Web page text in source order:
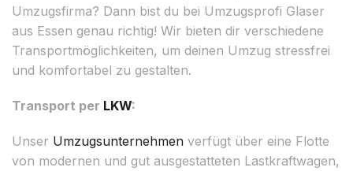
Umzugsfirma? Dann bist du bei Umzugsprofi Glaser
aus Essen genau richtig! Wir bieten dir verschiedene
Transportmöglichkeiten, um deinen Umzug stressfrei
und komfortabel zu gestalten.
Transport per LKW:
Unser Umzugsunternehmen verfügt über eine Flotte
von modernen und gut ausgestatteten Lastkraftwagen,